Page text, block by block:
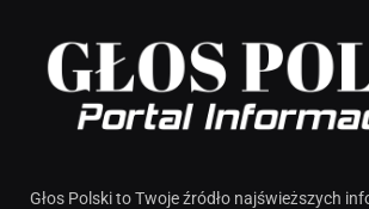
Głos Polski to Twoje źródło najświeższych